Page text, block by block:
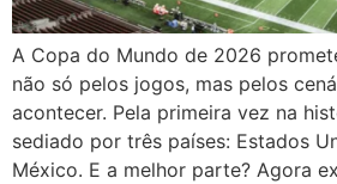
A Copa do Mundo de 2026
não só pelos jogos, mas pelos
acontecer. Pela primeira vez na
sediado por três países: Estados
México. E a melhor parte? Agora